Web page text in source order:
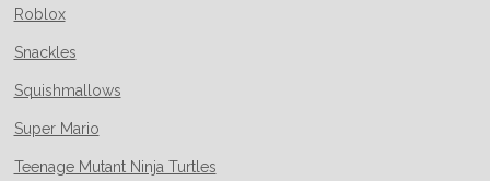
Roblox
Snackles
Squishmallows
Super Mario
Teenage Mutant Ninja Turtles